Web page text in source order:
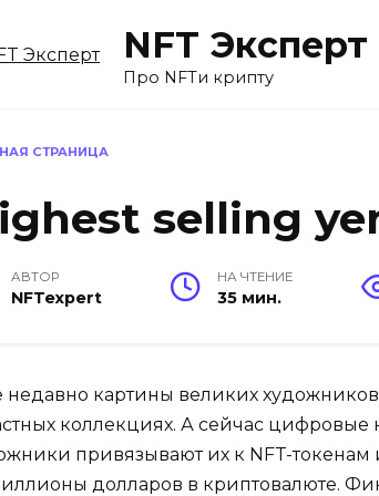
NFT Эксперт
Про NFTи крипту
СТРАНИЦА
selling
АВТОР
NFTexpert
НА ЧТЕНИЕ
35 мин.
недавно картины великих
коллекциях. А сейчас
привязывают их к NFT-
долларов в криптовалюте.